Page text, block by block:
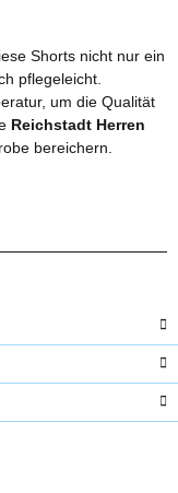
Shorts nicht nur ein
pflegeleicht.
um die Qualität
Reichstadt Herren
bereichern.